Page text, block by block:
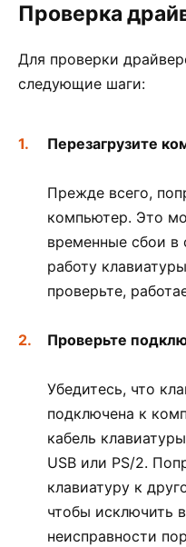
Проверка
Для проверки
следующие шаги:
Перезагрузите
Прежде всего,
компьютер. Это
временные сбои в
работу
проверьте,
Проверьте
Убедитесь, что
подключена к
кабель
USB или PS/2.
клавиатуру к
чтобы исключить
неисправности